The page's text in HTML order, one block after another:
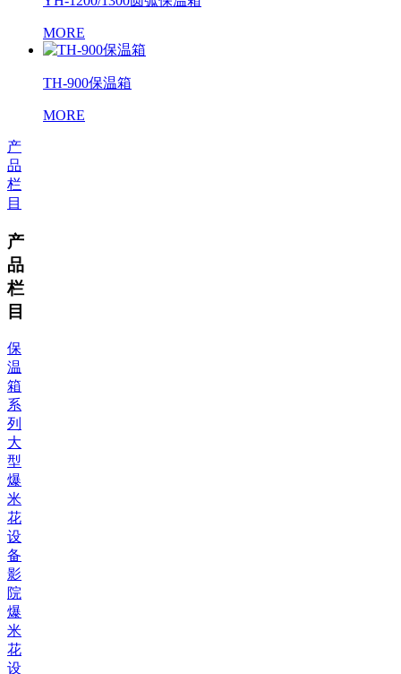
MORE
TH-900保温箱
MORE
产
品
栏
目
产
品
栏
目
保
温
箱
系
列
大
型
爆
米
花
设
备
影
院
爆
米
花
设